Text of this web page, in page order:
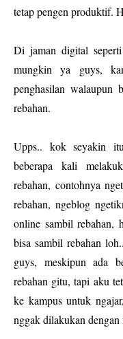
tetap pengen produktif.
Di jaman digital
mungkin ya guys,
penghasilan walaupun
rebahan.
Upps.. kok seyakin
beberapa kali
rebahan, contohnya
rebahan, ngeblog
online sambil rebahan,
bisa sambil rebahan
guys, meskipun ada
rebahan gitu, tapi aku
ke kampus untuk
nggak dilakukan dengan